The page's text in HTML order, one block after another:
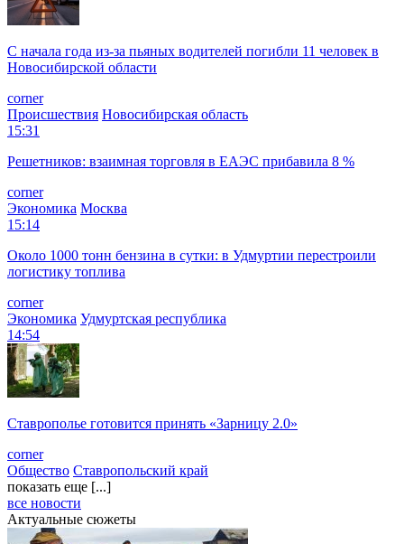
С начала года из‑за пьяных водителей погибли 11 человек в
Новосибирской области
corner
Происшествия Новосибирская область
15:31
Решетников: взаимная торговля в ЕАЭС прибавила 8 %
corner
Экономика Москва
15:14
Около 1000 тонн бензина в сутки: в Удмуртии перестроили
логистику топлива
corner
Экономика Удмуртская республика
14:54
Ставрополье готовится принять «Зарницу 2.0»
corner
Общество Ставропольский край
показать еще [...]
все новости
Актуальные сюжеты